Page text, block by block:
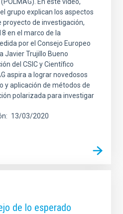
grupo explican los aspectos
de investigación,
en el marco de la
por el Consejo Europeo
Javier Trujillo Bueno
del CSIC y Científico
aspira a lograr novedosos
y aplicación de métodos de
polarizada para investigar
13/03/2020
de lo esperado